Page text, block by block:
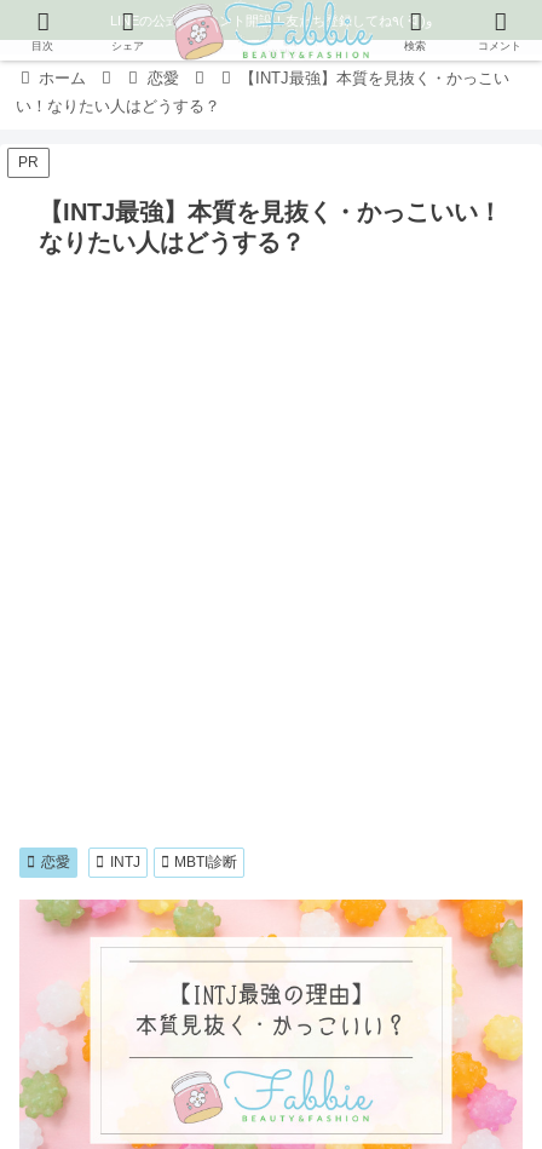
LINEの公式アカウント開設！友だち登録してね٩( ᐛ )و
ホーム 恋愛
【INTJ最強】本質を見抜く・かっこい
い！なりたい人はどうする？
PR
【INTJ最強】本質を見抜く・かっこいい！
なりたい人はどうする？
恋愛 INTJ MBTI診断
目次 シェア 検索 コメント